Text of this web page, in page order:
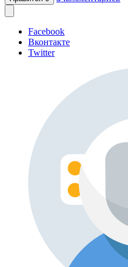
Facebook
Вконтакте
Twitter